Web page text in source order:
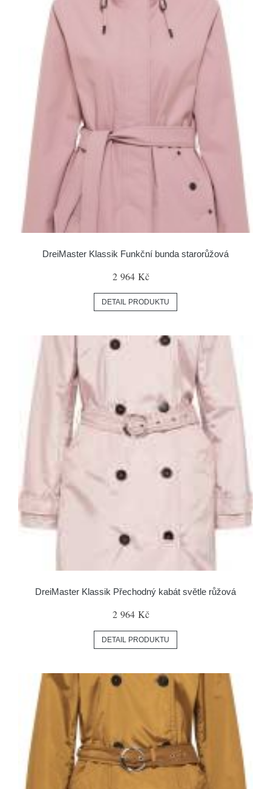
DreiMaster Klassik Funkční bunda starorůžová
2 964 Kč
DETAIL PRODUKTU
DreiMaster Klassik Přechodný kabát světle růžová
2 964 Kč
DETAIL PRODUKTU